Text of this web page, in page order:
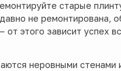
старые
не ремонтирована,
от этого зависит успех
неровными стенами